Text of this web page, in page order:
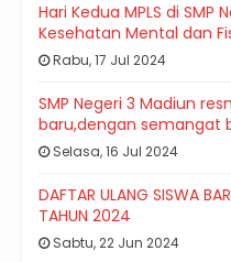
Hari Kedua MPLS di
Kesehatan Mental dan
Rabu, 17 Jul 2024
SMP Negeri 3 Madiun
baru,dengan semangat
Selasa, 16 Jul 2024
DAFTAR ULANG SISWA
TAHUN 2024
Sabtu, 22 Jun 2024